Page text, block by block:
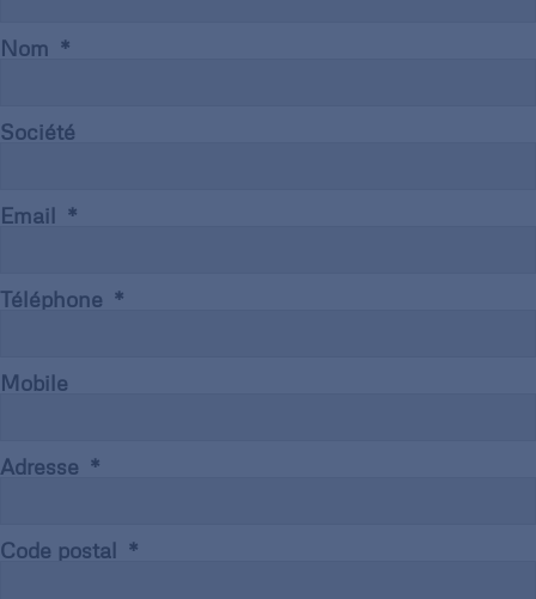
Nom
Société
Email
Téléphone
Mobile
Adresse
Code postal